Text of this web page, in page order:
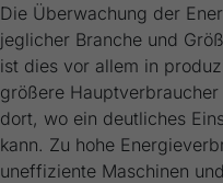
Die Überwachung der
jeglicher Branche und
ist dies vor allem in
größere
dort, wo ein deutliches
kann. Zu hohe
uneffiziente Maschinen